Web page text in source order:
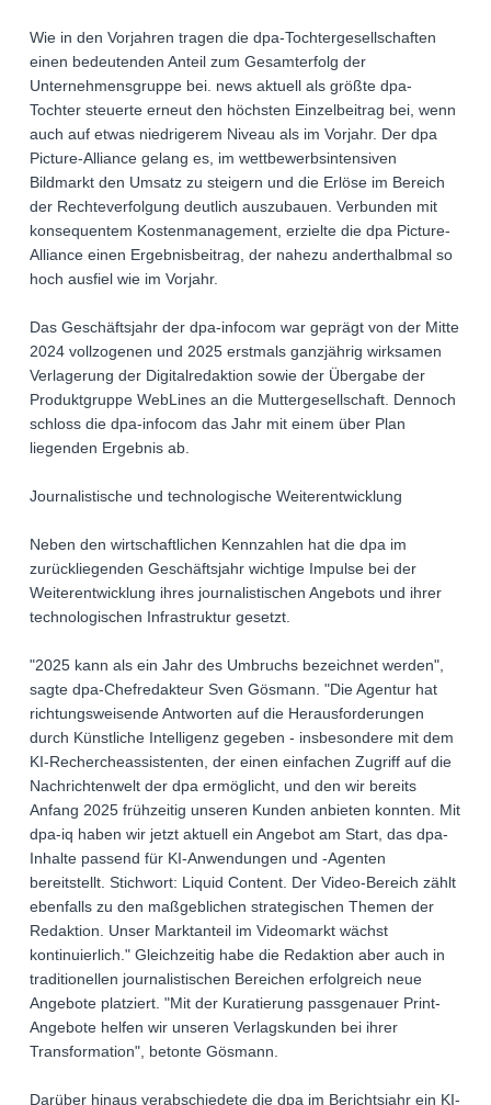
Wie in den Vorjahren tragen die dpa-Tochtergesellschaften
einen bedeutenden Anteil zum Gesamterfolg der
Unternehmensgruppe bei. news aktuell als größte dpa-
Tochter steuerte erneut den höchsten Einzelbeitrag bei, wenn
auch auf etwas niedrigerem Niveau als im Vorjahr. Der dpa
Picture-Alliance gelang es, im wettbewerbsintensiven
Bildmarkt den Umsatz zu steigern und die Erlöse im Bereich
der Rechteverfolgung deutlich auszubauen. Verbunden mit
konsequentem Kostenmanagement, erzielte die dpa Picture-
Alliance einen Ergebnisbeitrag, der nahezu anderthalbmal so
hoch ausfiel wie im Vorjahr.
Das Geschäftsjahr der dpa-infocom war geprägt von der Mitte
2024 vollzogenen und 2025 erstmals ganzjährig wirksamen
Verlagerung der Digitalredaktion sowie der Übergabe der
Produktgruppe WebLines an die Muttergesellschaft. Dennoch
schloss die dpa-infocom das Jahr mit einem über Plan
liegenden Ergebnis ab.
Journalistische und technologische Weiterentwicklung
Neben den wirtschaftlichen Kennzahlen hat die dpa im
zurückliegenden Geschäftsjahr wichtige Impulse bei der
Weiterentwicklung ihres journalistischen Angebots und ihrer
technologischen Infrastruktur gesetzt.
"2025 kann als ein Jahr des Umbruchs bezeichnet werden",
sagte dpa-Chefredakteur Sven Gösmann. "Die Agentur hat
richtungsweisende Antworten auf die Herausforderungen
durch Künstliche Intelligenz gegeben - insbesondere mit dem
KI-Rechercheassistenten, der einen einfachen Zugriff auf die
Nachrichtenwelt der dpa ermöglicht, und den wir bereits
Anfang 2025 frühzeitig unseren Kunden anbieten konnten. Mit
dpa-iq haben wir jetzt aktuell ein Angebot am Start, das dpa-
Inhalte passend für KI-Anwendungen und -Agenten
bereitstellt. Stichwort: Liquid Content. Der Video-Bereich zählt
ebenfalls zu den maßgeblichen strategischen Themen der
Redaktion. Unser Marktanteil im Videomarkt wächst
kontinuierlich." Gleichzeitig habe die Redaktion aber auch in
traditionellen journalistischen Bereichen erfolgreich neue
Angebote platziert. "Mit der Kuratierung passgenauer Print-
Angebote helfen wir unseren Verlagskunden bei ihrer
Transformation", betonte Gösmann.
Darüber hinaus verabschiedete die dpa im Berichtsjahr ein KI-